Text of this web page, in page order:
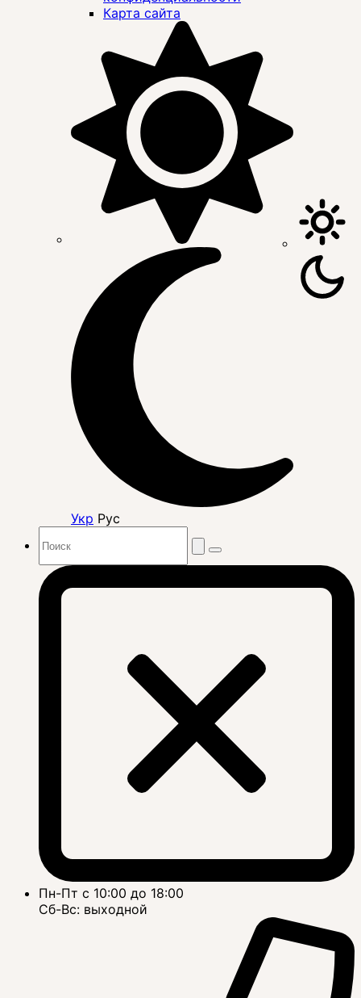
Карта сайта
Укр Рус
Пн-Пт с 10:00 до 18:00
Сб-Вс: выходной